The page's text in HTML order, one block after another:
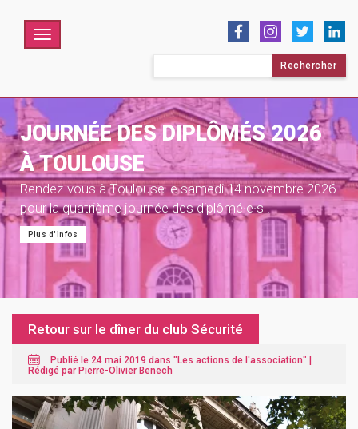
Menu
JOURNÉE DES DIPLÔMÉS 2026
À TOULOUSE
Rendez-vous à Toulouse le samedi 14 novembre 2026
pour la quatrième journée des diplômé·e·s !
Plus d'infos
Retour sur le dîner du club Sécurité
Publié le 24 mai 2019 dans "Les actions de l'association" |
Rédigé par Pierre-Olivier Benech